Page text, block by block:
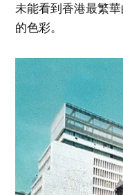
未能看到香港最繁
的色彩。